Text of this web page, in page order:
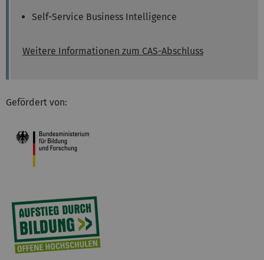
Self-Service Business Intelligence
Weitere Informationen zum CAS-Abschluss
Gefördert von: